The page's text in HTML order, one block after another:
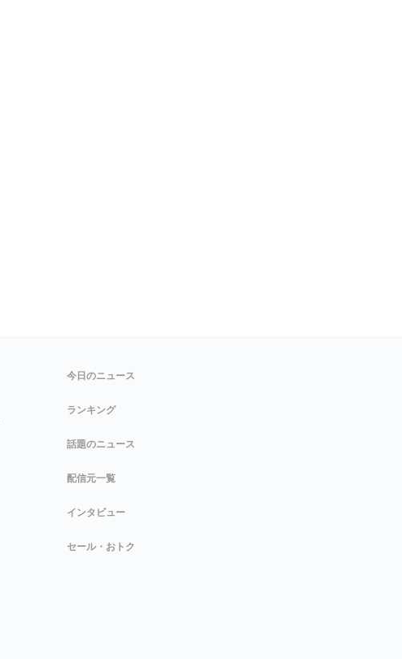
今日のニュース
ランキング
話題のニュース
配信元一覧
インタビュー
セール・おトク